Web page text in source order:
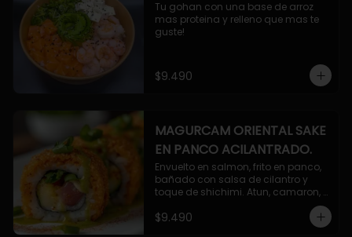
Tu gohan con una base de arroz
mas proteina y relleno que mas te
guste!
$9.490
MAGURCAM ORIENTAL SAKE
EN PANCO ACILANTRADO.
Envuelto en salmon, frito en panco,
bañado con salsa de cilantro y
toque de shichimi. Atun, camaron,
$9.490